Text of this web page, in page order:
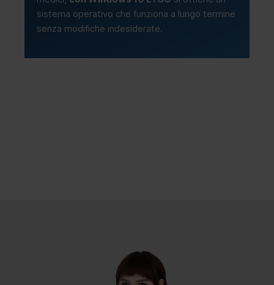
sistema operativo che funziona a lungo termine
senza modifiche indesiderate.